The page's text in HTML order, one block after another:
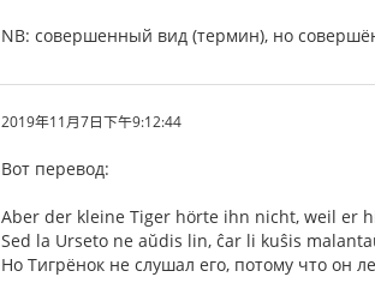
NB: совершенный вид (термин), но
2019年11月7日下午9:12:44
Вот перевод:
Aber der kleine Tiger hörte ihn nicht, weil er
Sed la Urseto ne aŭdis lin, ĉar li kuŝis
Но Тигрёнок не слушал его, потому что он